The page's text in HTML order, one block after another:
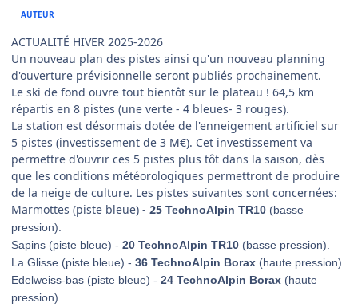
AUTEUR
ACTUALITÉ HIVER 2025-2026
Un nouveau plan des pistes ainsi qu'un nouveau planning
d'ouverture prévisionnelle seront publiés prochainement.
Le ski de fond ouvre tout bientôt sur le plateau ! 64,5 km
répartis en 8 pistes (une verte - 4 bleues- 3 rouges).
La station est désormais dotée de l'enneigement artificiel sur
5 pistes (investissement de 3 M€). Cet investissement va
permettre d'ouvrir ces 5 pistes plus tôt dans la saison, dès
que les conditions météorologiques permettront de produire
de la neige de culture. Les pistes suivantes sont concernées:
Marmottes (piste bleue) - 25 TechnoAlpin TR10 (basse
pression).
Sapins (piste bleue) - 20 TechnoAlpin TR10 (basse pression).
La Glisse (piste bleue) - 36 TechnoAlpin Borax (haute pression).
Edelweiss-bas (piste bleue) - 24 TechnoAlpin Borax (haute
pression).